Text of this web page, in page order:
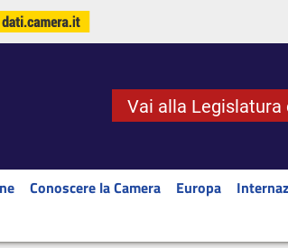
Vai alla Legislatura
Conoscere la Camera Europa